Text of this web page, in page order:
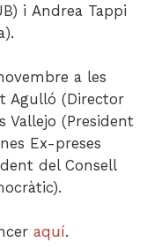
i Andrea Tappi
a les
Agulló (Director
Vallejo (President
Ex-preses
del Consell
aquí.